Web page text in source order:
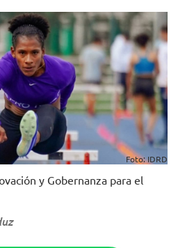
Foto: IDRD
y Gobernanza para el